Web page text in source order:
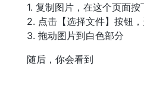
1. 复制图片，在这个页面按
2. 点击【选择文件】按钮
3. 拖动图片到白色部分
随后，你会看到